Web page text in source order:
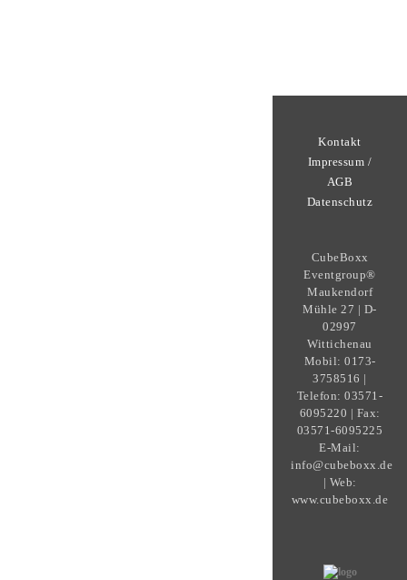
Kontakt
Impressum /
AGB
Datenschutz
CubeBoxx
Eventgroup®
Maukendorf
Mühle 27 | D-
02997
Wittichenau
Mobil: 0173-
3758516 |
Telefon: 03571-
6095220 | Fax:
03571-6095225
E-Mail:
info@cubeboxx.de
| Web:
www.cubeboxx.de